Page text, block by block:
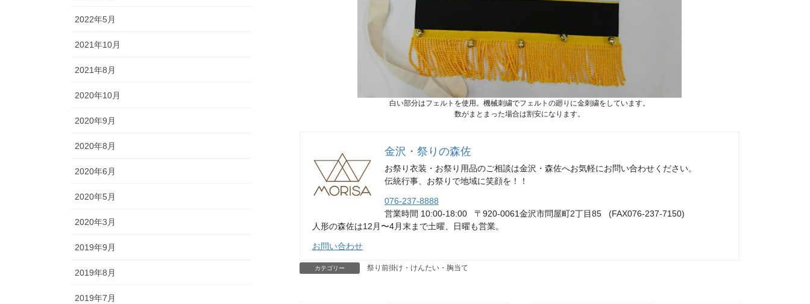
白い部分はフェルトを使用。機械刺繍でフェルトの廻りに金刺繍をしています。
数がまとまった場合は割安になります。
金沢・祭りの森佐
お祭り衣装・お祭り用品のご相談は金沢・森佐へお気軽にお問い合わせください。
伝統行事、お祭りで地域に笑顔を！！
076-237-8888
営業時間 10:00-18:00 〒920-0061金沢市問屋町2丁目85 (FAX076-237-7150)
人形の森佐は12月〜4月末まで土曜、日曜も営業。
お問い合わせ
カテゴリー 祭り前掛け・けんたい・胸当て
2022年5月
2021年10月
2021年8月
2020年10月
2020年9月
2020年8月
2020年6月
2020年5月
2020年3月
2019年9月
2019年8月
2019年7月